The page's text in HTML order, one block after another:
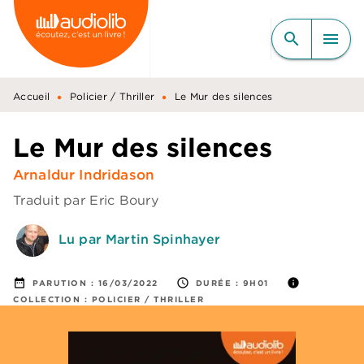
MENU RECHERCHE
CONTENU
PIED DE PAGE
search menu
Accueil • Policier / Thriller • Le Mur des silences
Le Mur des silences
Arnaldur Indridason
Traduit par Eric Boury
Lu par Martin Spinhayer
date_range PARUTION : 16/03/2022 access_time DURÉE : 9H01 info
COLLECTION : POLICIER / THRILLER